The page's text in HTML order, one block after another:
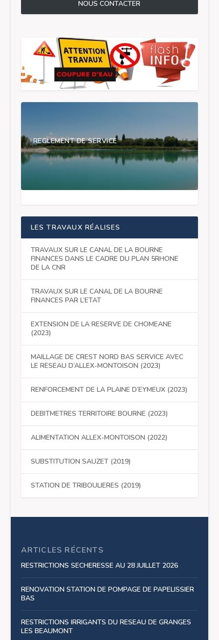
NOUS CONTACTER
REGLEMENT DE SERVICE
LES TRAVAUX RÉALISES
TRAVAUX SUR LE CANAL DE LA BOURNE
FINANCES DANS LE CADRE DU PLAN 5RHONE
DE LA CNR
TRAVAUX SUR LE CANAL DE LA BOURNE
FINANCES PAR L’ETAT
EXTENSION DE LA RESERVE DE CHOMEANE
(2023)
MAILLAGE DE CREST NORD BAS SERVICE AVEC
LE RESEAU D’ALLEX-MONTOISON (2023)
RENFORCEMENT DE LA PLAINE D’EYMEUX (2023)
DEBITMETRES TERRITOIRE BOURNE (2023)
ALIMENTATION ALLEX-MONTOISON (2022)
SUBSTITUTION SAUZET (2019)
STATION DE TRIBOULIERES (2019)
ARTICLES RÉCENTS
RESTRICTIONS SECHERESSE AU 28 JUILLET 2026
RENOVATION STATION DE POMPAGE DE PAPELISSIER
BAS
RESTRICTIONS IRRIGANTS DU RESEAU DE GRANGES
LES BEAUMONT